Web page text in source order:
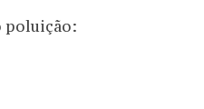
poluição: